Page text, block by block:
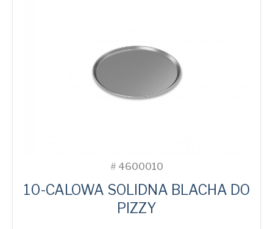
# 4600010
10-CALOWA SOLIDNA BLACHA DO
PIZZY